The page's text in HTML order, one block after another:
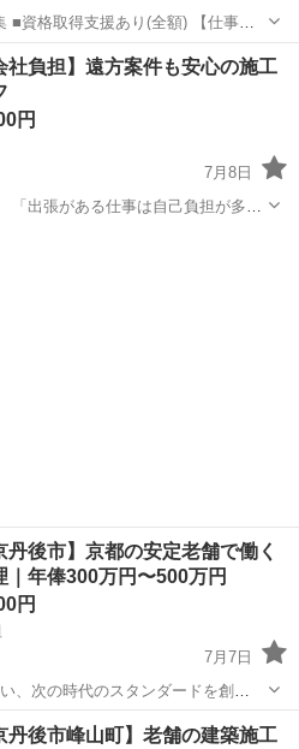
技術 水道
社負担】遠方案件も安心の施工
円
7月8日
「出張がある仕事は自己負担が多そ
丹後市】京都の安定老舗で働く
｜年俸300万円〜500万円
円
7月7日
、次の時代のスタンダードを創
らには学校や寺社仏閣まで。 多種多
業務
丹後市峰山町】老舗の建築施工